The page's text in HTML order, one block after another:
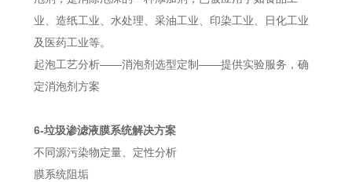
业、造纸工业、水处理、采油工业、印染工业、日化工业
及医药工业等。
起泡工艺分析——消泡剂选型定制——提供实验服务，确
定消泡剂方案
6-垃圾渗滤液膜系统解决方案
不同源污染物定量、定性分析
膜系统阻垢